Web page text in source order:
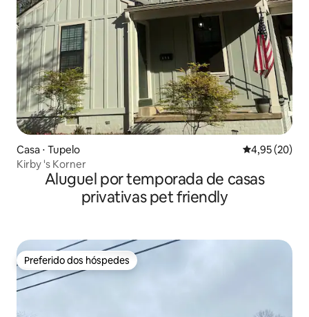
Casa ⋅ Tupelo 4,95 de uma
4,95 (20)
Kirby 's Korner
Aluguel por temporada de casas
privativas pet friendly
Preferido dos hóspedes
Preferido dos hóspedes